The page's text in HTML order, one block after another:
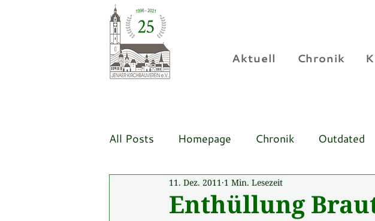
Aktuell Chronik
All Posts Homepage Chronik Outdated
Enthüllung
11. Dez. 2011 1 Min. Lesezeit